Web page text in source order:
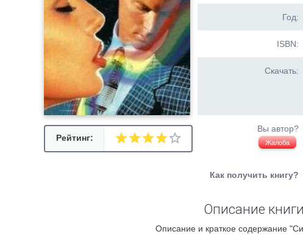
Рейтинг:
Год:
ISBN:
Скачать:
Вы автор?
Жалоба
Как получить книгу?
Описание
Описание и краткое содержание